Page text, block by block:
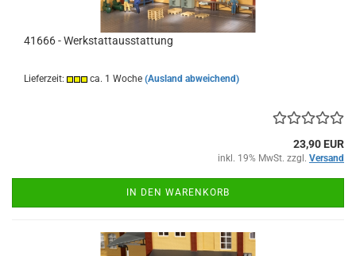
41666 - Werkstattausstattung
Lieferzeit: ca. 1 Woche (Ausland abweichend)
23,90 EUR
inkl. 19% MwSt. zzgl. Versand
IN DEN WARENKORB